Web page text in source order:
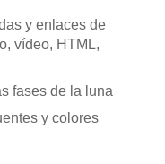
y enlaces de
vídeo, HTML,
fases de la luna
y colores